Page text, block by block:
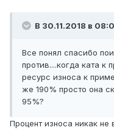
В 30.11.2018 в
Все понял спасибо
против....когда ката к
ресурс износа к
же 190% просто она
95%?
Процент износа никак не